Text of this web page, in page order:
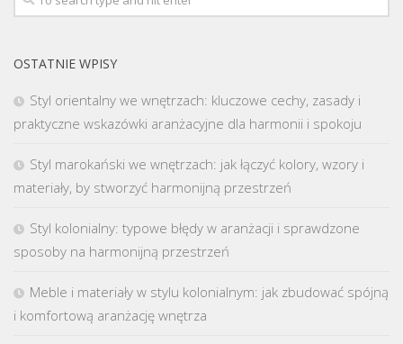
OSTATNIE WPISY
Styl orientalny we wnętrzach: kluczowe cechy, zasady i
praktyczne wskazówki aranżacyjne dla harmonii i spokoju
Styl marokański we wnętrzach: jak łączyć kolory, wzory i
materiały, by stworzyć harmonijną przestrzeń
Styl kolonialny: typowe błędy w aranżacji i sprawdzone
sposoby na harmonijną przestrzeń
Meble i materiały w stylu kolonialnym: jak zbudować spójną
i komfortową aranżację wnętrza